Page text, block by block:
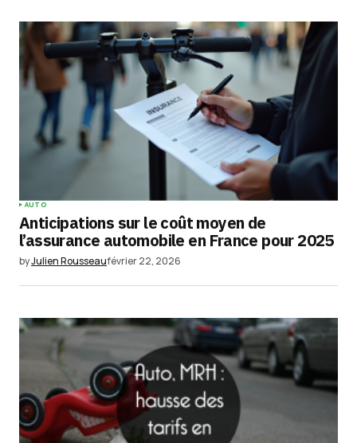
AUTO
Anticipations sur le coût moyen de
l’assurance automobile en France pour 2025
byJulien Rousseaufévrier 22, 2026